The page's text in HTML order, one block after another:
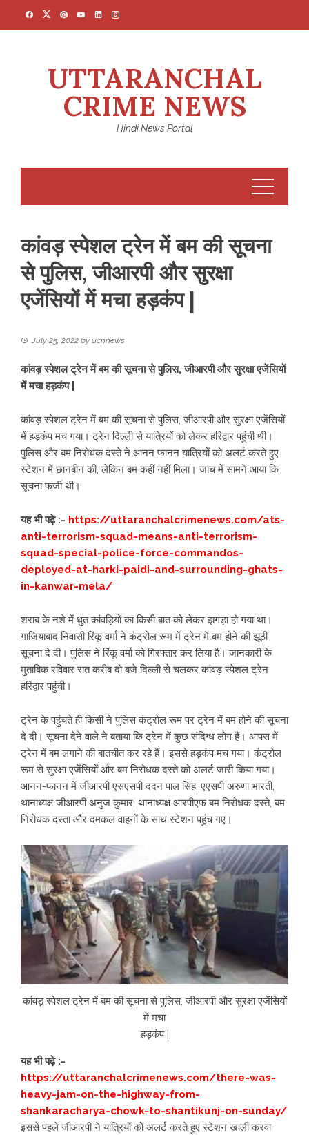
UTTARANCHAL
CRIME NEWS
Hindi News Portal
कांवड़ स्पेशल ट्रेन में बम की सूचना
से पुलिस, जीआरपी और सुरक्षा
एजेंसियों में मचा हड़कंप |
July 25, 2022 by ucnnews
कांवड़ स्पेशल ट्रेन में बम की सूचना से पुलिस, जीआरपी और सुरक्षा एजेंसियों
में मचा हड़कंप |
कांवड़ स्पेशल ट्रेन में बम की सूचना से पुलिस, जीआरपी और सुरक्षा एजेंसियों
में हड़कंप मच गया। ट्रेन दिल्ली से यात्रियों को लेकर हरिद्वार पहुंची थी।
पुलिस और बम निरोधक दस्ते ने आनन फानन यात्रियों को अलर्ट करते हुए
स्टेशन में छानबीन की, लेकिन बम कहीं नहीं मिला। जांच में सामने आया कि
सूचना फर्जी थी।
यह भी पढ़े :- https://uttaranchalcrimenews.com/ats-
anti-terrorism-squad-means-anti-terrorism-
squad-special-police-force-commandos-
deployed-at-harki-paidi-and-surrounding-ghats-
in-kanwar-mela/
शराब के नशे में धुत कांवड़ियों का किसी बात को लेकर झगड़ा हो गया था।
गाजियाबाद निवासी रिंकू वर्मा ने कंट्रोल रूम में ट्रेन में बम होने की झूठी
सूचना दे दी। पुलिस ने रिंकू वर्मा को गिरफ्तार कर लिया है। जानकारी के
मुताबिक रविवार रात करीब दो बजे दिल्ली से चलकर कांवड़ स्पेशल ट्रेन
हरिद्वार पहुंची।
ट्रेन के पहुंचते ही किसी ने पुलिस कंट्रोल रूम पर ट्रेन में बम होने की सूचना
दे दी। सूचना देने वाले ने बताया कि ट्रेन में कुछ संदिग्ध लोग हैं। आपस में
ट्रेन में बम लगाने की बातचीत कर रहे हैं। इससे हड़कंप मच गया। कंट्रोल
रूम से सुरक्षा एजेंसियों और बम निरोधक दस्ते को अलर्ट जारी किया गया।
आनन-फानन में जीआरपी एसएसपी ददन पाल सिंह, एएसपी अरुणा भारती,
थानाध्यक्ष जीआरपी अनुज कुमार, थानाध्यक्ष आरपीएफ बम निरोधक दस्ते, बम
निरोधक दस्ता और दमकल वाहनों के साथ स्टेशन पहुंच गए।
कांवड़ स्पेशल ट्रेन में बम की सूचना से पुलिस, जीआरपी और सुरक्षा एजेंसियों
में मचा
हड़कंप |
यह भी पढ़े :-
https://uttaranchalcrimenews.com/there-was-
heavy-jam-on-the-highway-from-
shankaracharya-chowk-to-shantikunj-on-sunday/
इससे पहले जीआरपी ने यात्रियों को अलर्ट करते हुए स्टेशन खाली करवा